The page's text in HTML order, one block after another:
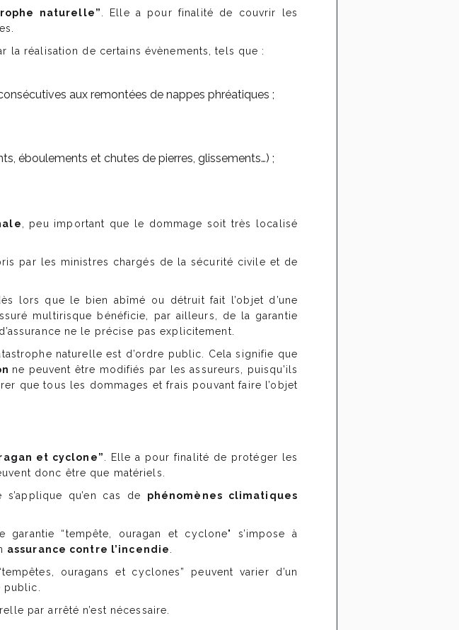
naturelle”
. Elle a pour finalité de couvrir les
la réalisation de certains évènements, tels que :
aux remontées de nappes phréatiques ;
éboulements et chutes de pierres, glissements…) ;
, peu important que le dommage soit très localisé
par les ministres chargés de la sécurité civile et de
lors que le bien abîmé ou détruit fait l’objet d’une
multirisque bénéficie, par ailleurs, de la garantie
ne le précise pas explicitement.
naturelle est d’ordre public. Cela signifie que
ne peuvent être modifiés par les assureurs, puisqu’ils
que tous les dommages et frais pouvant faire l’objet
et cyclone”
. Elle a pour finalité de protéger les
donc être que matériels.
qu’en cas de phénomènes climatiques
garantie “tempête, ouragan et cyclone" s’impose à
assurance contre l’incendie
ouragans et cyclones” peuvent varier d’un
public.
par arrêté n’est nécessaire.